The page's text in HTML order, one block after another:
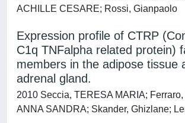
ACHILLE CESARE; Rossi, Gianpaolo
Expression profile of CTRP
C1q TNFalpha related protein)
members in the adipose tissue
adrenal gland.
2010 Seccia, TERESA MARIA;
ANNA SANDRA; Skander, Ghizlane;